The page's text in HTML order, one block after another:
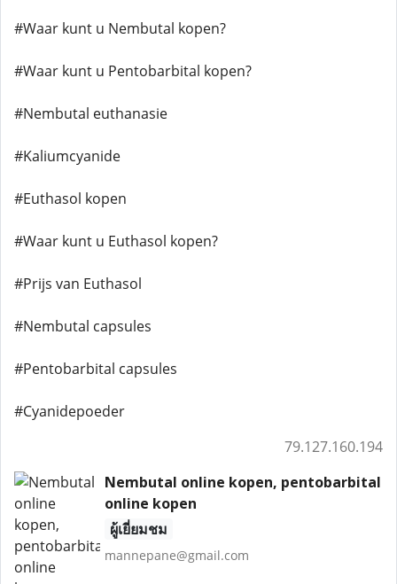
#Waar kunt u Nembutal kopen?
#Waar kunt u Pentobarbital kopen?
#Nembutal euthanasie
#Kaliumcyanide
#Euthasol kopen
#Waar kunt u Euthasol kopen?
#Prijs van Euthasol
#Nembutal capsules
#Pentobarbital capsules
#Cyanidepoeder
79.127.160.194
Nembutal online kopen, pentobarbital
online kopen
ผู้เยี่ยมชม
mannepane@gmail.com